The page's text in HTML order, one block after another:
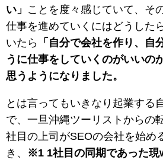
い」 ことを度々感じていて、そ
仕事を進めていくにはどうした
いたら 「自分で会社を作り、自
うに仕事をしていくのがいいの
思うようになりました。
とは言ってもいきなり起業する
で、一旦沖縄ツーリストからの
社目の上司がSEOの会社を始め
き、 ※1 1社目の同期であった